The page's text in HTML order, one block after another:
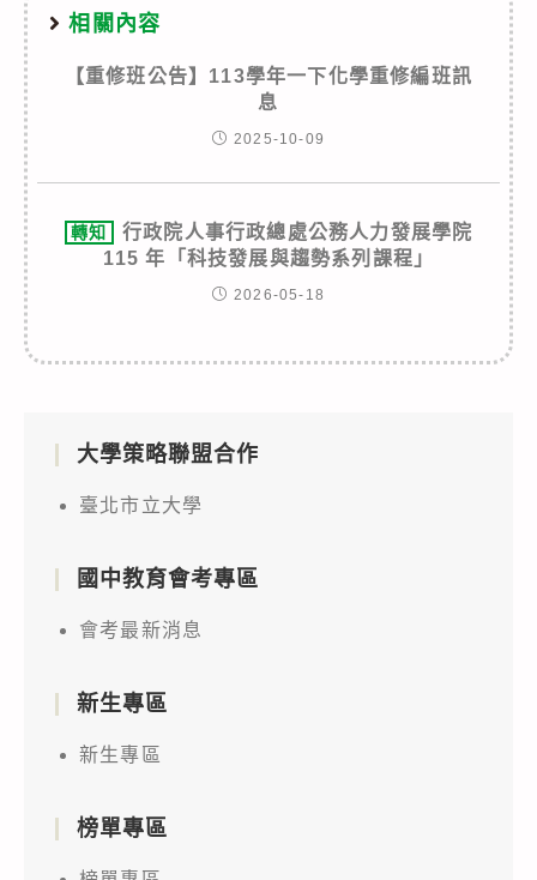
相關內容
【重修班公告】113學年一下化學重修編班訊
息
2025-10-09
轉知
行政院人事行政總處公務人力發展學院
115 年「科技發展與趨勢系列課程」
2026-05-18
大學策略聯盟合作
臺北市立大學
國中教育會考專區
會考最新消息
新生專區
新生專區
榜單專區